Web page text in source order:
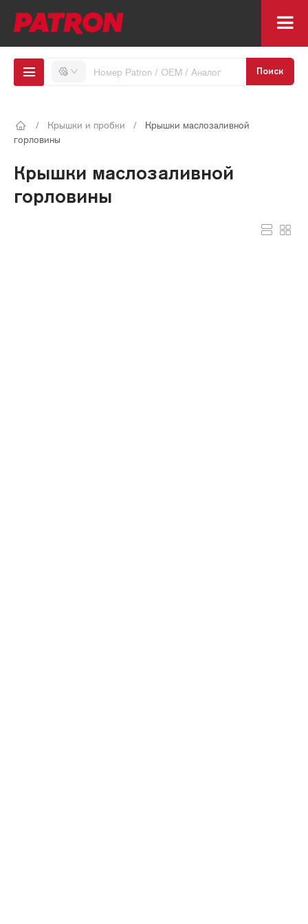
Поиск
/ Крышки и пробки /
Крышки маслозаливной
горловины
Крышки маслозаливной
горловины